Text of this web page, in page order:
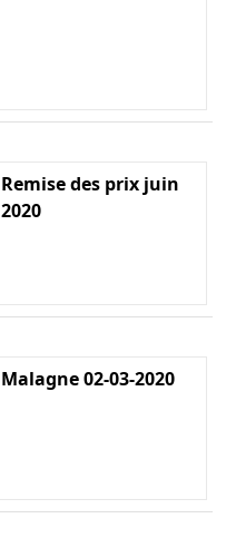
Remise des prix juin
2020
Malagne 02-03-2020